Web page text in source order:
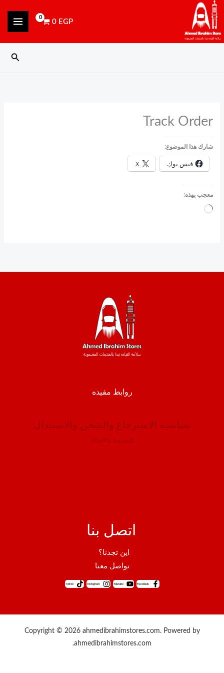
content
تخطي
إلى
المحتوى
0 EGP
Track Order
شارك هذا الموضوع:
فيس بوك X
معجب بهذه:
جاري
روابط مفيده
سياسيه الاسترجاع والشحن والاستبدال
الشروط والاحكام
اتصل بنا
اين تجدنا؟
تواصل معنا
Facebook
YouTube
Instagram
TikTok
Copyright © 2026 ahmedibrahimstores.com. Powered by
ahmedibrahimstores.com.